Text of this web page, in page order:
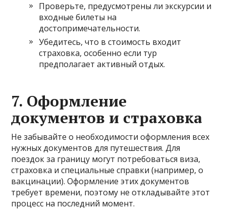
Проверьте, предусмотрены ли экскурсии и
входные билеты на
достопримечательности.
Убедитесь, что в стоимость входит
страховка, особенно если тур
предполагает активный отдых.
7. Оформление
документов и страховка
Не забывайте о необходимости оформления всех
нужных документов для путешествия. Для
поездок за границу могут потребоваться виза,
страховка и специальные справки (например, о
вакцинации). Оформление этих документов
требует времени, поэтому не откладывайте этот
процесс на последний момент.